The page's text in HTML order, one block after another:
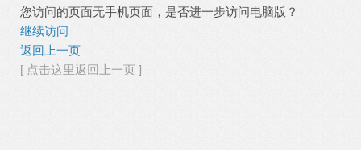
您访问的页面无手机页面，是否进一步访问电脑版？
继续访问
返回上一页
[ 点击这里返回上一页 ]